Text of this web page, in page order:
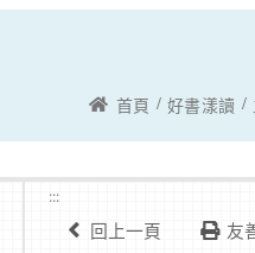
首頁 好書漾讀
:::
回上一頁 友